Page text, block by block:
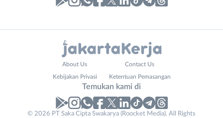
About Us Contact Us
Kebijakan Privasi Ketentuan Pemasangan
Temukan kami di
© 2026 PT Saka Cipta Swakarya (Roocket Media). All Rights